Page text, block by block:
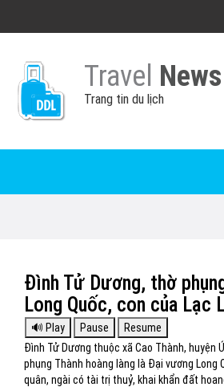
Travel News
Trang tin du lịch
Đình Tử Dương, thờ
Long Quốc, con của Lạc
Đình Tử Dương thuộc xã Cao Thành, huyện
phụng Thành hoàng làng là Đại vương Long
quân, ngài có tài trị thuỷ, khai khẩn đất